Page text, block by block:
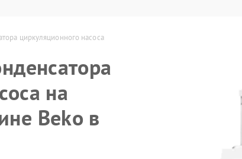
циркуляционного насоса
на
Beko в